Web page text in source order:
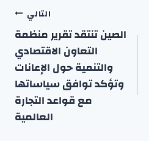
التالي
الصين تنتقد تقرير منظمة
التعاون الاقتصادي
والتنمية حول الإعانات
وتؤكد توافق سياساتها
مع قواعد التجارة
العالمية